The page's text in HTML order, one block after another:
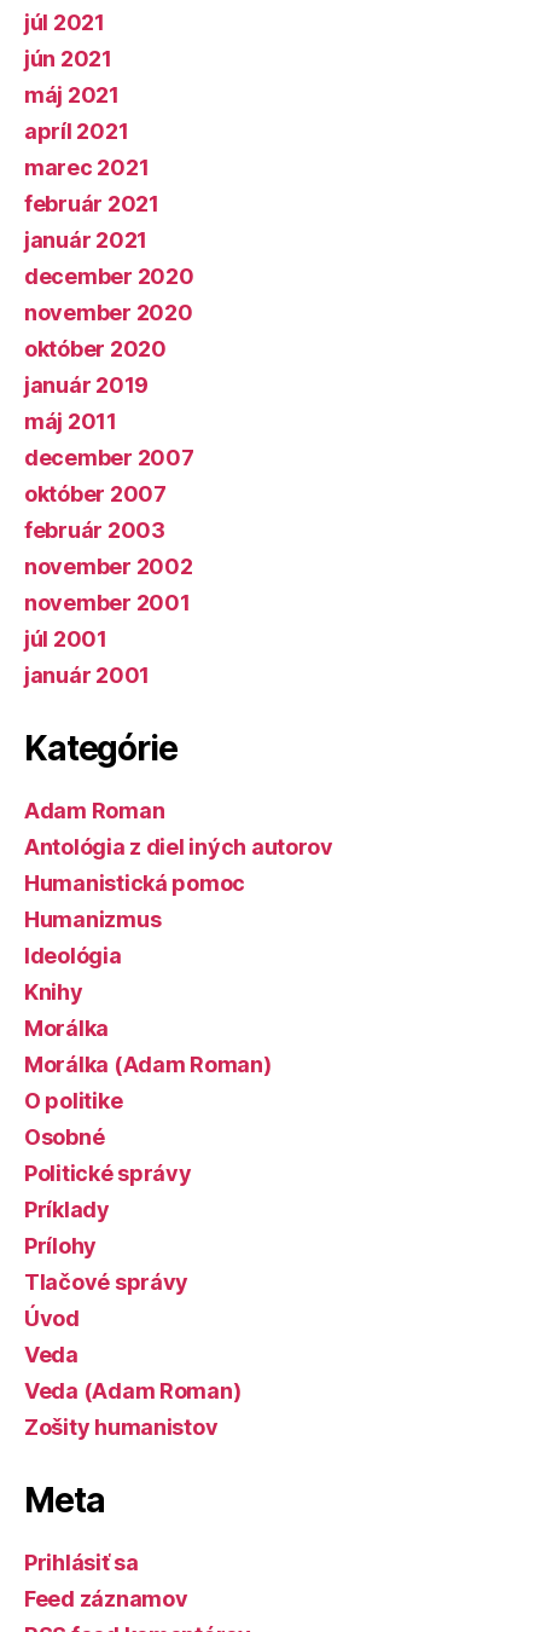
júl 2021
jún 2021
máj 2021
apríl 2021
marec 2021
február 2021
január 2021
december 2020
november 2020
október 2020
január 2019
máj 2011
december 2007
október 2007
február 2003
november 2002
november 2001
júl 2001
január 2001
Kategórie
Adam Roman
Antológia z diel iných autorov
Humanistická pomoc
Humanizmus
Ideológia
Knihy
Morálka
Morálka (Adam Roman)
O politike
Osobné
Politické správy
Príklady
Prílohy
Tlačové správy
Úvod
Veda
Veda (Adam Roman)
Zošity humanistov
Meta
Prihlásiť sa
Feed záznamov